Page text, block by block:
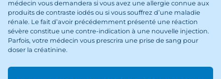
médecin vous demandera si vous avez une allergie connue aux
produits de contraste iodés ou si vous souffrez d’une maladie
rénale. Le fait d’avoir précédemment présenté une réaction
sévère constitue une contre-indication à une nouvelle injection.
Parfois, votre médecin vous prescrira une prise de sang pour
doser la créatinine.